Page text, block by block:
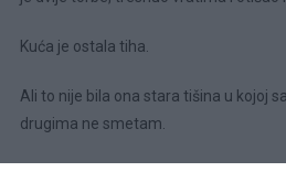
Kuća je ostala tiha.
Ali to nije bila ona stara tišina u kojoj
drugima ne smetam.